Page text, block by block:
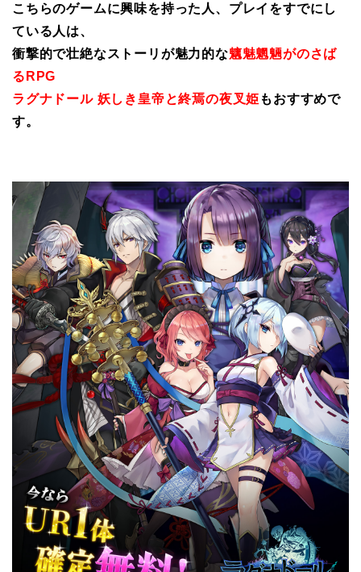
こちらのゲームに興味を持った人、プレイをすでにし
ている人は、
衝撃的で壮絶なストーリが魅力的な魑魅魍魎がのさば
るRPG
ラグナドール 妖しき皇帝と終焉の夜叉姫 もおすすめで
す。